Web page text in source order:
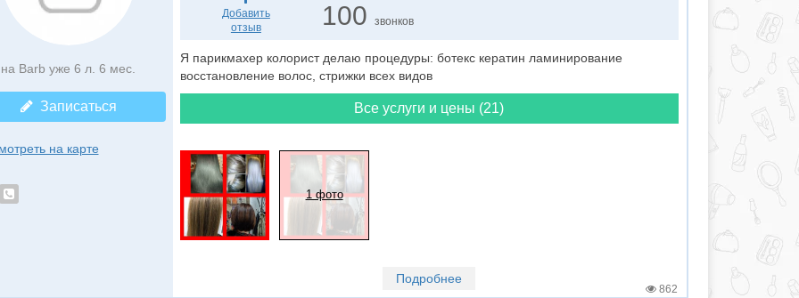
на Barb уже 6 л. 6 мес.
Записаться
на карте
Добавить
отзыв
100звонков
Я парикмахер колорист делаю процедуры: ботекс кератин ламинирование
восстановление волос, стрижки всех видов
Все услуги и цены (21)
1 фото
Подробнее
862